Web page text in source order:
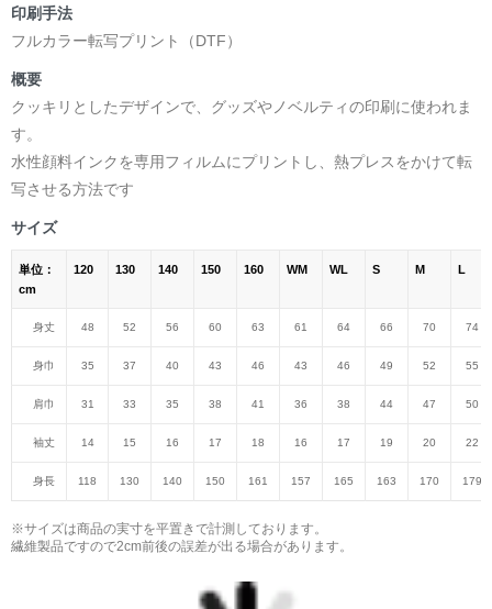
印刷手法
フルカラー転写プリント（DTF）
概要
クッキリとしたデザインで、グッズやノベルティの印刷に使われま
す。
水性顔料インクを専用フィルムにプリントし、熱プレスをかけて転
写させる方法です
サイズ
単位：
cm
120 130 140 150 160 WM WL S M L
身丈 48 52 56 60 63 61 64 66 70 74
身巾 35 37 40 43 46 43 46 49 52 55
肩巾 31 33 35 38 41 36 38 44 47 50
袖丈 14 15 16 17 18 16 17 19 20 22
身長 118 130 140 150 161 157 165 163 170 179
※サイズは商品の実寸を平置きで計測しております。
繊維製品ですので2cm前後の誤差が出る場合があります。